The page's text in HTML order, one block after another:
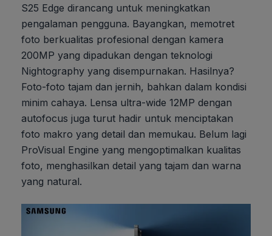
S25 Edge dirancang untuk meningkatkan
pengalaman pengguna. Bayangkan, memotret
foto berkualitas profesional dengan kamera
200MP yang dipadukan dengan teknologi
Nightography yang disempurnakan. Hasilnya?
Foto-foto tajam dan jernih, bahkan dalam kondisi
minim cahaya. Lensa ultra-wide 12MP dengan
autofocus juga turut hadir untuk menciptakan
foto makro yang detail dan memukau. Belum lagi
ProVisual Engine yang mengoptimalkan kualitas
foto, menghasilkan detail yang tajam dan warna
yang natural.